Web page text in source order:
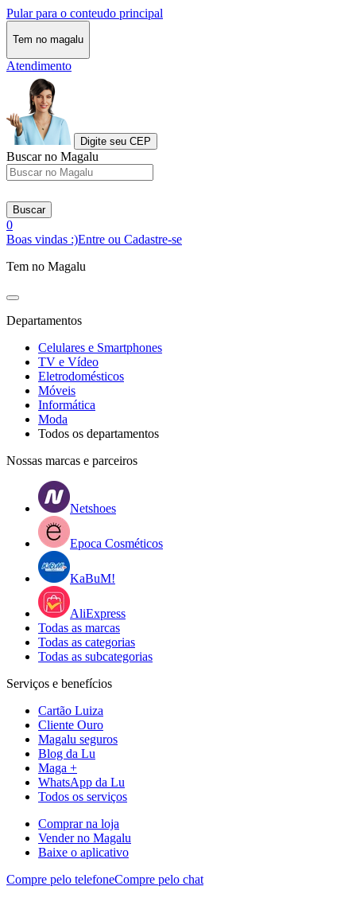
Pular para o conteudo principal
Tem no magalu
Atendimento
Digite seu CEP
Buscar no Magalu
Buscar
0
Boas vindas :)Entre ou Cadastre-se
Tem no Magalu
Departamentos
Celulares e Smartphones
TV e Vídeo
Eletrodomésticos
Móveis
Informática
Moda
Todos os departamentos
Nossas marcas e parceiros
Netshoes
Epoca Cosméticos
KaBuM!
AliExpress
Todas as marcas
Todas as categorias
Todas as subcategorias
Serviços e benefícios
Cartão Luiza
Cliente Ouro
Magalu seguros
Blog da Lu
Maga +
WhatsApp da Lu
Todos os serviços
Comprar na loja
Vender no Magalu
Baixe o aplicativo
Compre pelo telefoneCompre pelo chat